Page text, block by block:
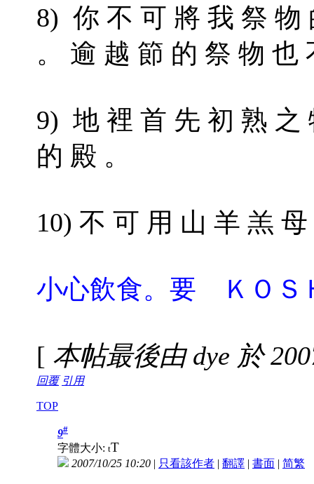
8) 你 不 可 將 我 祭 物
。 逾 越 節 的 祭 物 也
9) 地 裡 首 先 初 熟
的 殿 。
10) 不 可 用 山 羊 羔
小心飲食。要 ＫＯＳ
[ 本帖最後由 dye 於
回覆 引用
TOP
9#
字體大小: tT
2007/10/25 10:20 | 只看該作者 | 翻譯 | 書面 | 简繁